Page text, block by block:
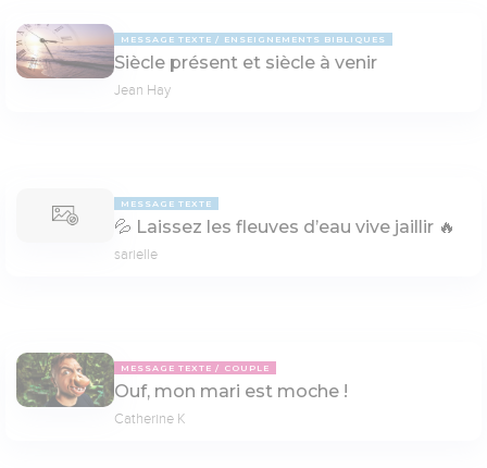
MESSAGE TEXTE ENSEIGNEMENTS BIBLIQUES
Siècle présent et siècle à venir
Jean Hay
MESSAGE TEXTE
💦 Laissez les fleuves d’eau vive jaillir 🔥
sarielle
MESSAGE TEXTE COUPLE
Ouf, mon mari est moche !
Catherine K